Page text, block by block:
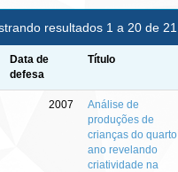
resultados 1 a 20 de 21
Data de
defesa
Título
2007
Análise de
produções de
crianças do quarto
ano revelando
criatividade na